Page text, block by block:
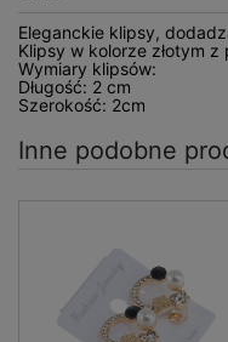
Eleganckie klipsy,
Klipsy w kolorze złotym z
Wymiary klipsów:
Długość: 2 cm
Szerokość: 2cm
Inne podobne